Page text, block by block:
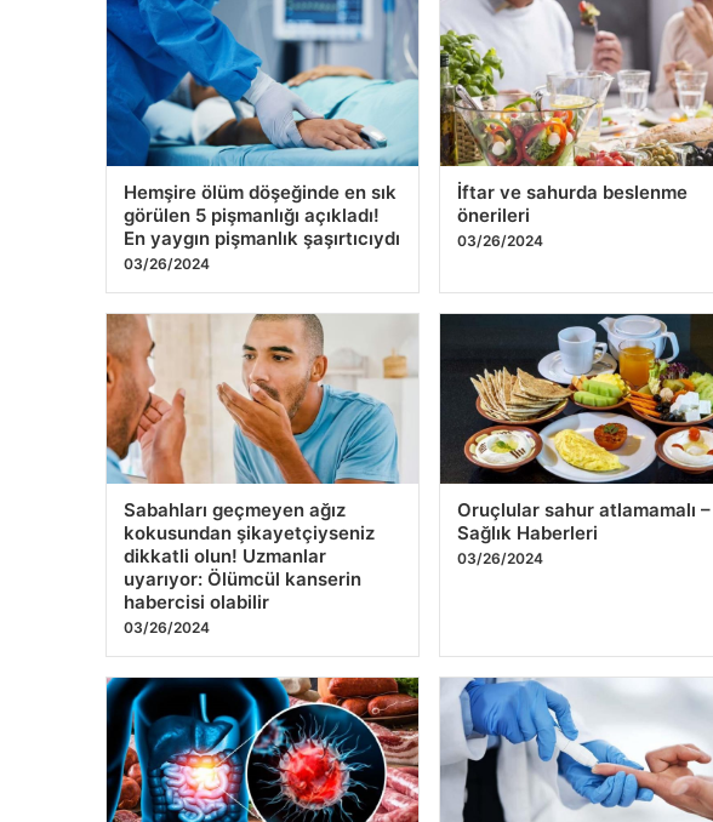
Hemşire ölüm döşeğinde en sık
En yaygın pişmanlık şaşırtıcıydı
03/26/2024
İftar ve sahurda beslenme
önerileri
03/26/2024
Sabahları geçmeyen ağız
dikkatli olun! Uzmanlar
uyarıyor: Ölümcül kanserin
habercisi olabilir
03/26/2024
Oruçlular sahur atlamamalı –
03/26/2024